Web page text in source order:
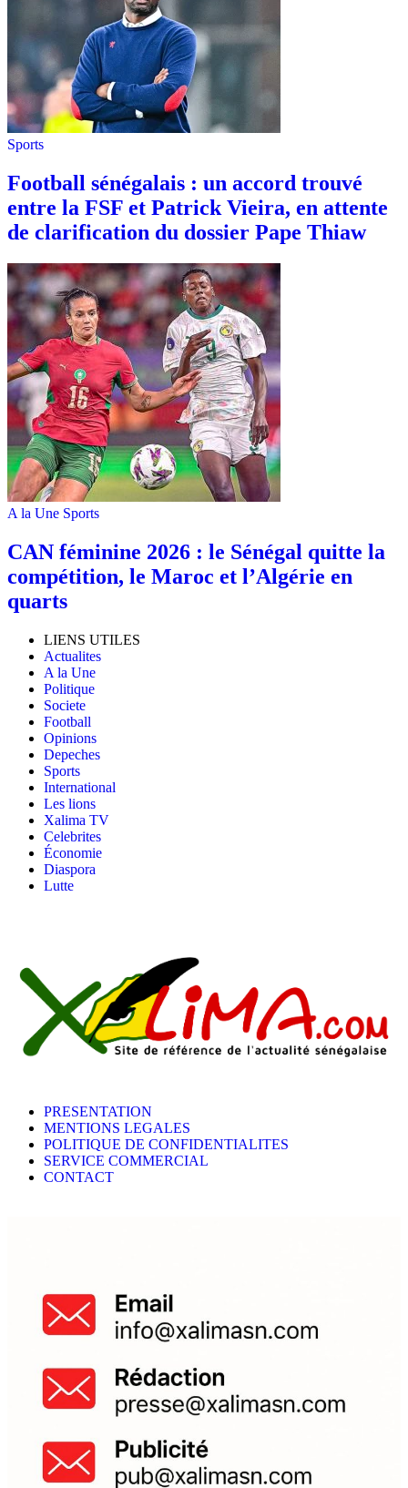
Sports
Football sénégalais : un accord trouvé
entre la FSF et Patrick Vieira, en attente
de clarification du dossier Pape Thiaw
A la Une Sports
‎CAN féminine 2026 : le Sénégal quitte la
compétition, le Maroc et l’Algérie en
quarts
LIENS UTILES
Actualites
A la Une
Politique
Societe
Football
Opinions
Depeches
Sports
International
Les lions
Xalima TV
Celebrites
Économie
Diaspora
Lutte
PRESENTATION
MENTIONS LEGALES
POLITIQUE DE CONFIDENTIALITES
SERVICE COMMERCIAL
CONTACT